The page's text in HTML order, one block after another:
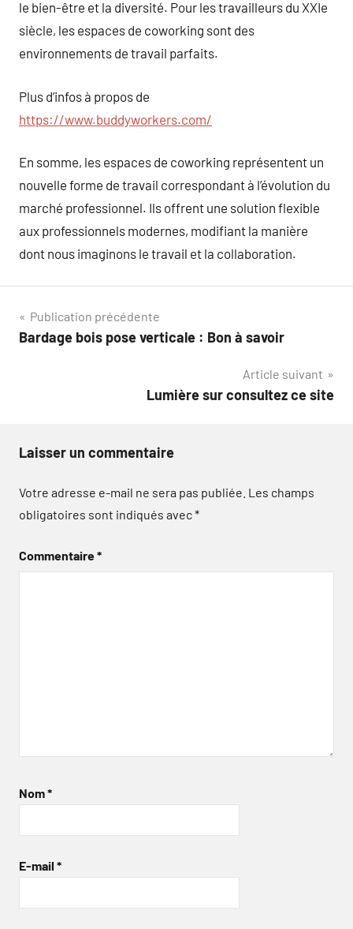
le bien-être et la diversité. Pour les travailleurs du XXIe
siècle, les espaces de coworking sont des
environnements de travail parfaits.
Plus d’infos à propos de
https://www.buddyworkers.com/
En somme, les espaces de coworking représentent un
nouvelle forme de travail correspondant à l’évolution du
marché professionnel. Ils offrent une solution flexible
aux professionnels modernes, modifiant la manière
dont nous imaginons le travail et la collaboration.
Navigation
de
Publication précédente
Bardage bois pose verticale : Bon à savoir
Article suivant
Lumière sur consultez ce site
Laisser un commentaire
Votre adresse e-mail ne sera pas publiée. Les champs
obligatoires sont indiqués avec*
Commentaire*
Nom*
E-mail *